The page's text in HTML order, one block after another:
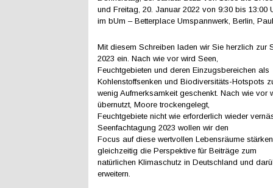
und Freitag, 20. Januar 2022 von 9:30 bis 13:00
im bUm – Betterplace Umspannwerk, Berlin,
Mit diesem Schreiben laden wir Sie herzlich zur
2023 ein. Nach wie vor wird Seen,
Feuchtgebieten und deren Einzugsbereichen als
Kohlenstoffsenken und Biodiversitäts-Hotspots
wenig Aufmerksamkeit geschenkt. Nach wie vor
übernutzt, Moore trockengelegt,
Feuchtgebiete nicht wie erforderlich wieder
Seenfachtagung 2023 wollen wir den
Focus auf diese wertvollen Lebensräume
gleichzeitig die Perspektive für Beiträge zum
natürlichen Klimaschutz in Deutschland und
erweitern.